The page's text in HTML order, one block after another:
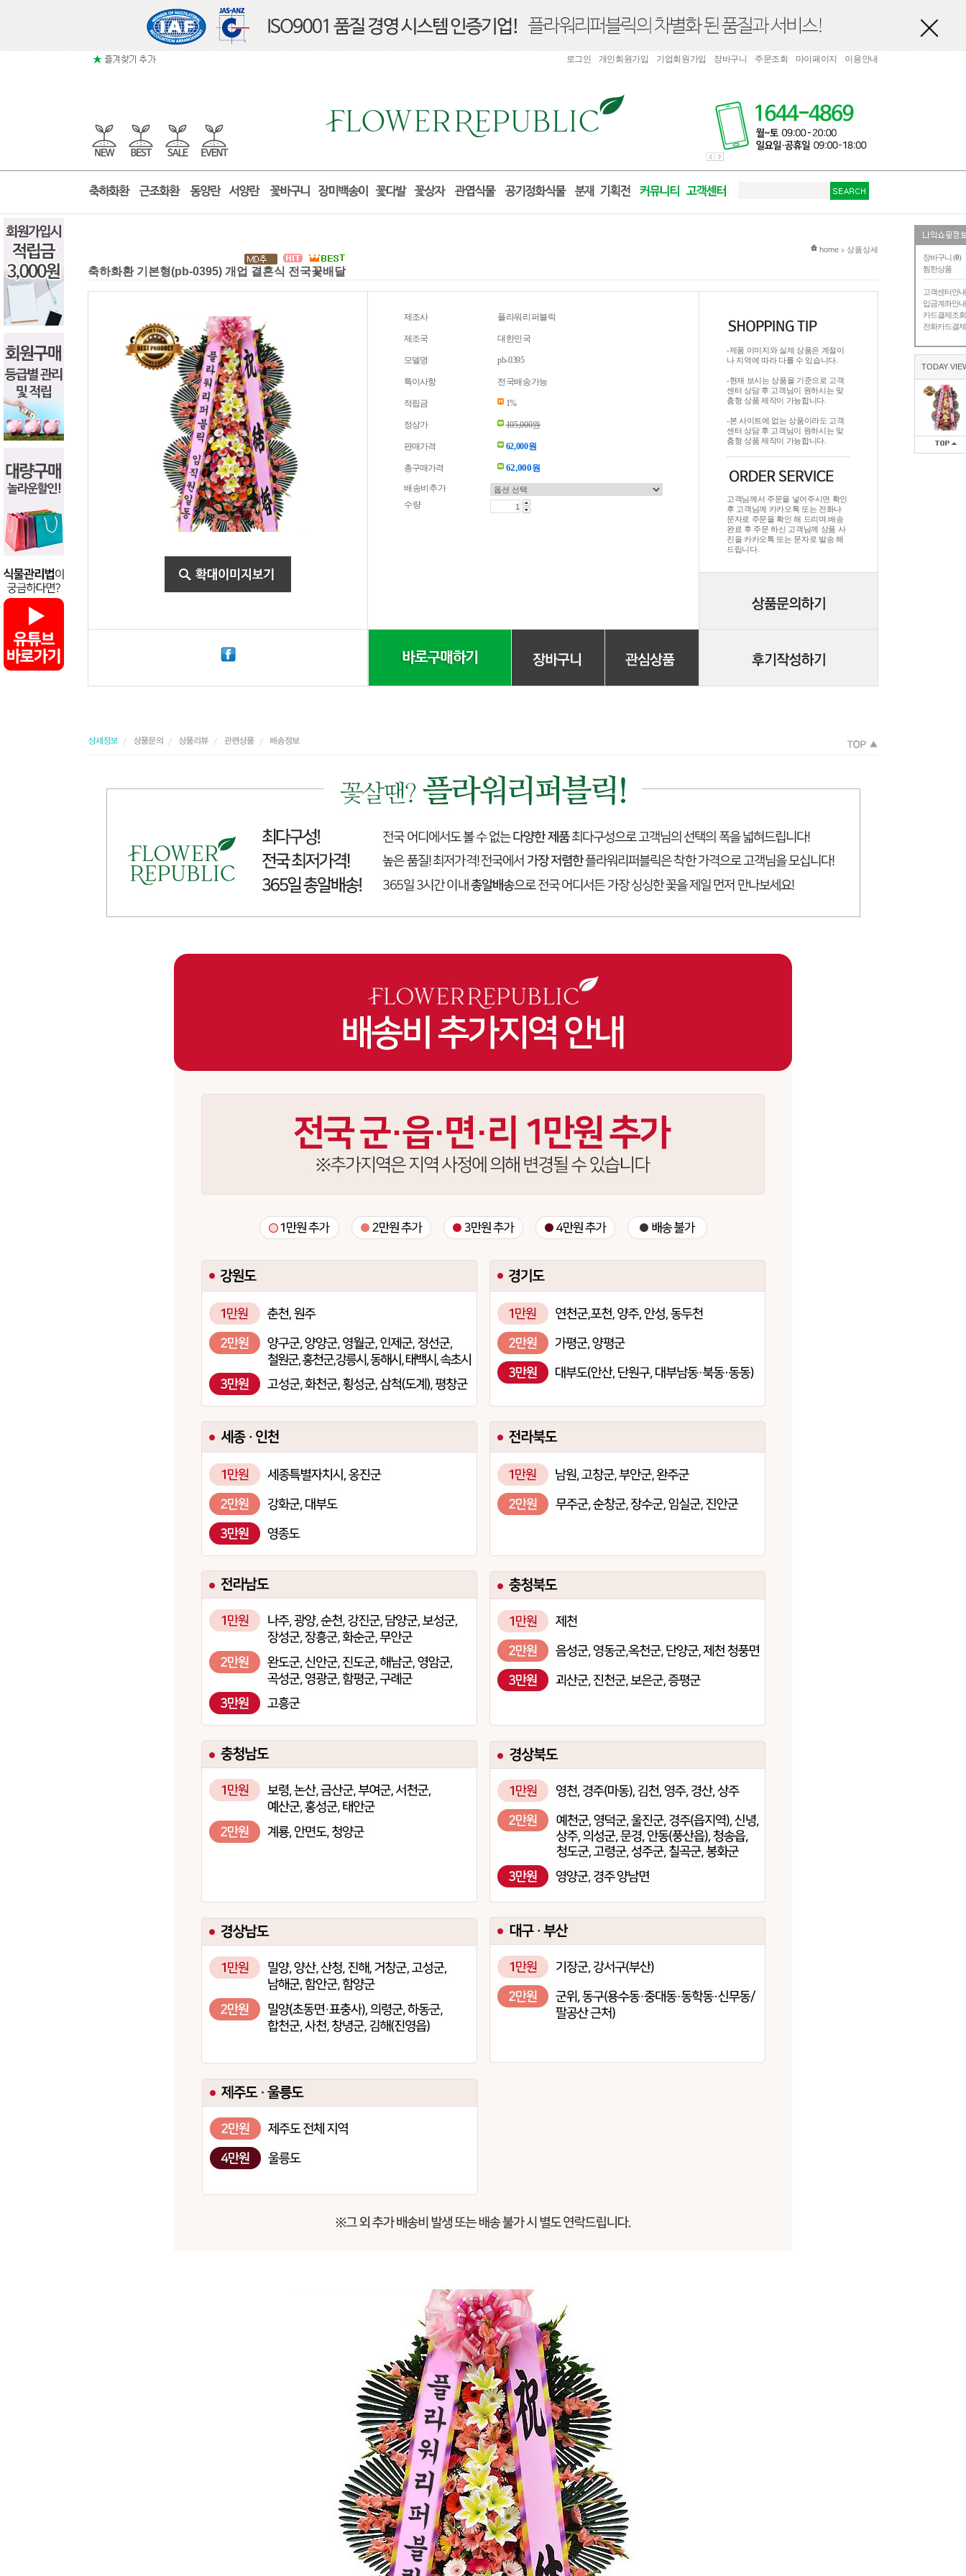
장바구니 (0)
찜한상품
고객센터안내
입금계좌안내
카드결제조회
전화카드결제
TODAY
로그인 개인회원가입 기업회원가입 장바구니 주문조회 마이페이지 이용안내
현재 위치
home > 상품상세
축하화환 기본형(pb-0395) 개업 결혼식 전국꽃배달
제조사 플라워리퍼블릭
제조국 대한민국
모델명 pb-0395
특이사항 전국배송가능
적립금 1%
정상가 105,000원
판매가격 62,000원
총구매가격 62,000원
배송비추가
수량
-제품 이미지와 실제 상품은 계절이
나 지역에 따라 다를 수 있습니다.
-현재 보시는 상품을 기준으로 고객
센터 상담 후 고객님이 원하시는 맞
춤형 상품 제작이 가능합니다.
-본 사이트에 없는 상품이라도 고객
센터 상담 후 고객님이 원하시는 맞
춤형 상품 제작이 가능합니다.
고객님께서 주문을 넣어주시면 확인
후 고객님께 카카오톡 또는 전화나
문자로 주문을 확인 해 드리며.배송
완료 후 주문 하신 고객님께 상품 사
진을 카카오톡 또는 문자로 발송 해
드립니다.